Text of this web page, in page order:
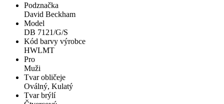
Podznačka
David Beckham
Model
DB 7121/G/S
Kód barvy výrobce
HWLMT
Pro
Muži
Tvar obličeje
Oválný, Kulatý
Tvar brýlí